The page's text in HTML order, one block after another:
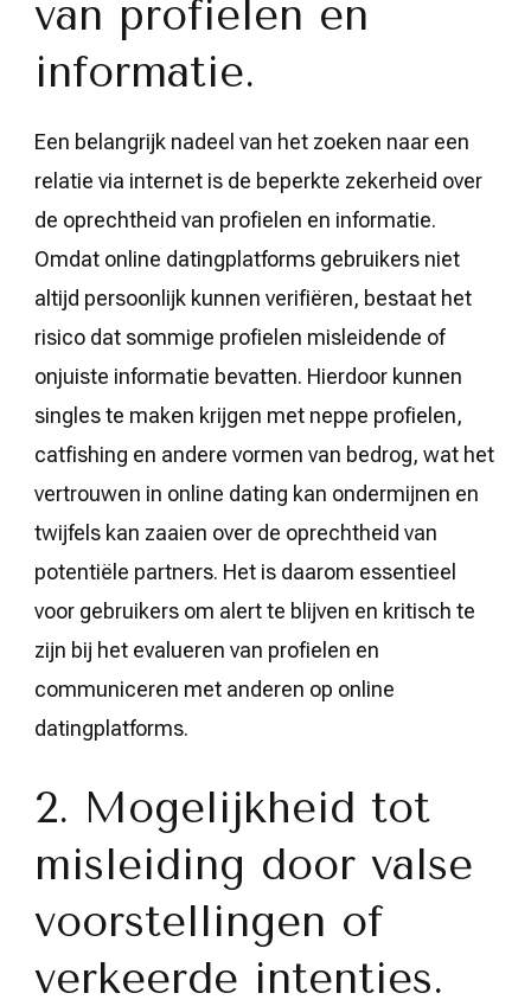
van profielen en
informatie.
Een belangrijk nadeel van het zoeken naar een
relatie via internet is de beperkte zekerheid over
de oprechtheid van profielen en informatie.
Omdat online datingplatforms gebruikers niet
altijd persoonlijk kunnen verifiëren, bestaat het
risico dat sommige profielen misleidende of
onjuiste informatie bevatten. Hierdoor kunnen
singles te maken krijgen met neppe profielen,
catfishing en andere vormen van bedrog, wat het
vertrouwen in online dating kan ondermijnen en
twijfels kan zaaien over de oprechtheid van
potentiële partners. Het is daarom essentieel
voor gebruikers om alert te blijven en kritisch te
zijn bij het evalueren van profielen en
communiceren met anderen op online
datingplatforms.
2. Mogelijkheid tot
misleiding door valse
voorstellingen of
verkeerde intenties.